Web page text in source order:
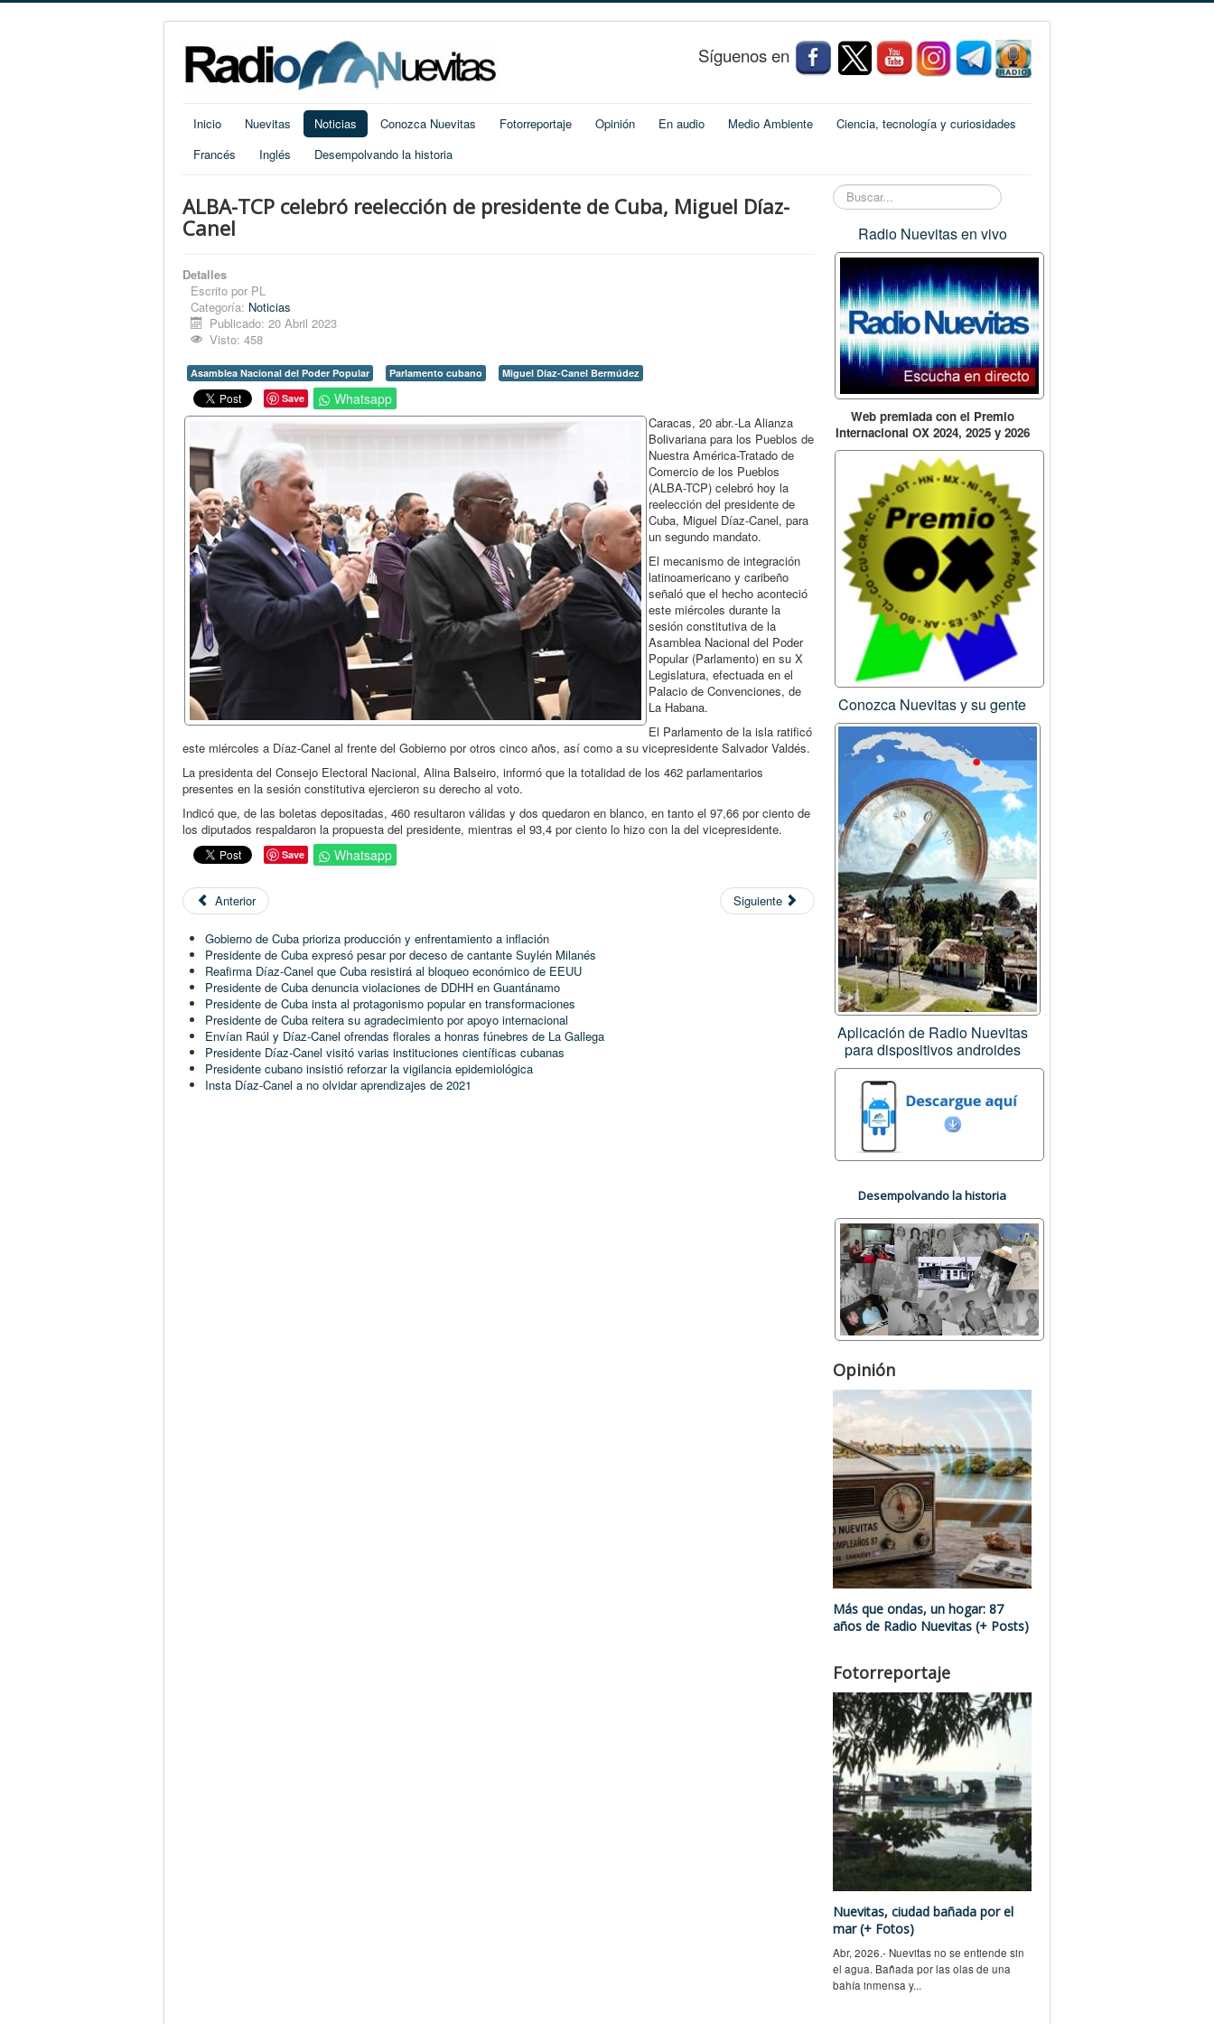
Síguenos en
Inicio Nuevitas Noticias Conozca Nuevitas Fotorreportaje Opinión En audio Medio Ambiente
Ciencia, tecnología y curiosidades
Francés
Inglés Desempolvando la historia
ALBA-TCP celebró reelección de presidente de Cuba, Miguel Díaz-
Canel
Detalles
Escrito por PL
Categoría: Noticias
Publicado: 20 Abril 2023
Visto: 458
Asamblea Nacional del Poder Popular Parlamento cubano
Miguel Díaz-Canel Bermúdez
Save
Whatsapp
Caracas, 20 abr.-La Alianza
Bolivariana para los Pueblos de
Nuestra América-Tratado de
Comercio de los Pueblos
(ALBA-TCP) celebró hoy la
reelección del presidente de
Cuba, Miguel Díaz-Canel, para
un segundo mandato.
El mecanismo de integración
latinoamericano y caribeño
señaló que el hecho aconteció
este miércoles durante la
sesión constitutiva de la
Asamblea Nacional del Poder
Popular (Parlamento) en su X
Legislatura, efectuada en el
Palacio de Convenciones, de
La Habana.
El Parlamento de la isla ratificó
este miércoles a Díaz-Canel al frente del Gobierno por otros cinco años, así como a su vicepresidente Salvador Valdés.
La presidenta del Consejo Electoral Nacional, Alina Balseiro, informó que la totalidad de los 462 parlamentarios
presentes en la sesión constitutiva ejercieron su derecho al voto.
Indicó que, de las boletas depositadas, 460 resultaron válidas y dos quedaron en blanco, en tanto el 97,66 por ciento de
los diputados respaldaron la propuesta del presidente, mientras el 93,4 por ciento lo hizo con la del vicepresidente.
Save Whatsapp
Anterior Siguiente
Gobierno de Cuba prioriza producción y enfrentamiento a inflación
Presidente de Cuba expresó pesar por deceso de cantante Suylén Milanés
Reafirma Díaz-Canel que Cuba resistirá al bloqueo económico de EEUU
Presidente de Cuba denuncia violaciones de DDHH en Guantánamo
Presidente de Cuba insta al protagonismo popular en transformaciones
Presidente de Cuba reitera su agradecimiento por apoyo internacional
Envían Raúl y Díaz-Canel ofrendas florales a honras fúnebres de La Gallega
Presidente Díaz-Canel visitó varias instituciones científicas cubanas
Presidente cubano insistió reforzar la vigilancia epidemiológica
Insta Díaz-Canel a no olvidar aprendizajes de 2021
Buscar...
Radio Nuevitas en vivo
Web premiada con el Premio
Internacional OX 2024, 2025 y 2026
Conozca Nuevitas y su gente
Aplicación de Radio Nuevitas
para dispositivos androides
Desempolvando la historia
Opinión
Más que ondas, un hogar: 87
años de Radio Nuevitas (+ Posts)
Fotorreportaje
Nuevitas, ciudad bañada por el
mar (+ Fotos)
Abr, 2026.- Nuevitas no se entiende sin
el agua. Bañada por las olas de una
bahía inmensa y...